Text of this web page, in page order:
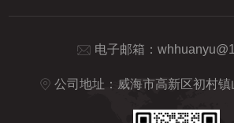
电子邮箱：
公司地址：威海市高新区初村